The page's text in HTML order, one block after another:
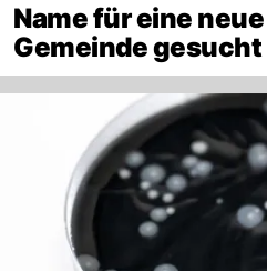
Name für eine
Gemeinde gesucht